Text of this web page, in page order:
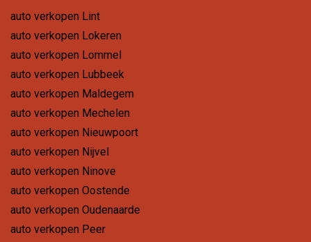
auto verkopen Lint
auto verkopen Lokeren
auto verkopen Lommel
auto verkopen Lubbeek
auto verkopen Maldegem
auto verkopen Mechelen
auto verkopen Nieuwpoort
auto verkopen Nijvel
auto verkopen Ninove
auto verkopen Oostende
auto verkopen Oudenaarde
auto verkopen Peer